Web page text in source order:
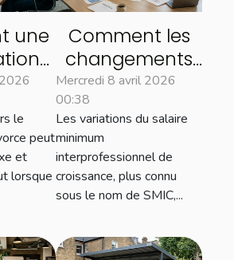
une
de
?
le
peut
et
lorsque
Comment les
changements
du SMIC
influencent le
marché du
travail ?
Mercredi 8 avril 2026
00:38
Les variations du salaire
minimum
interprofessionnel de
croissance, plus connu
sous le nom de SMIC,...